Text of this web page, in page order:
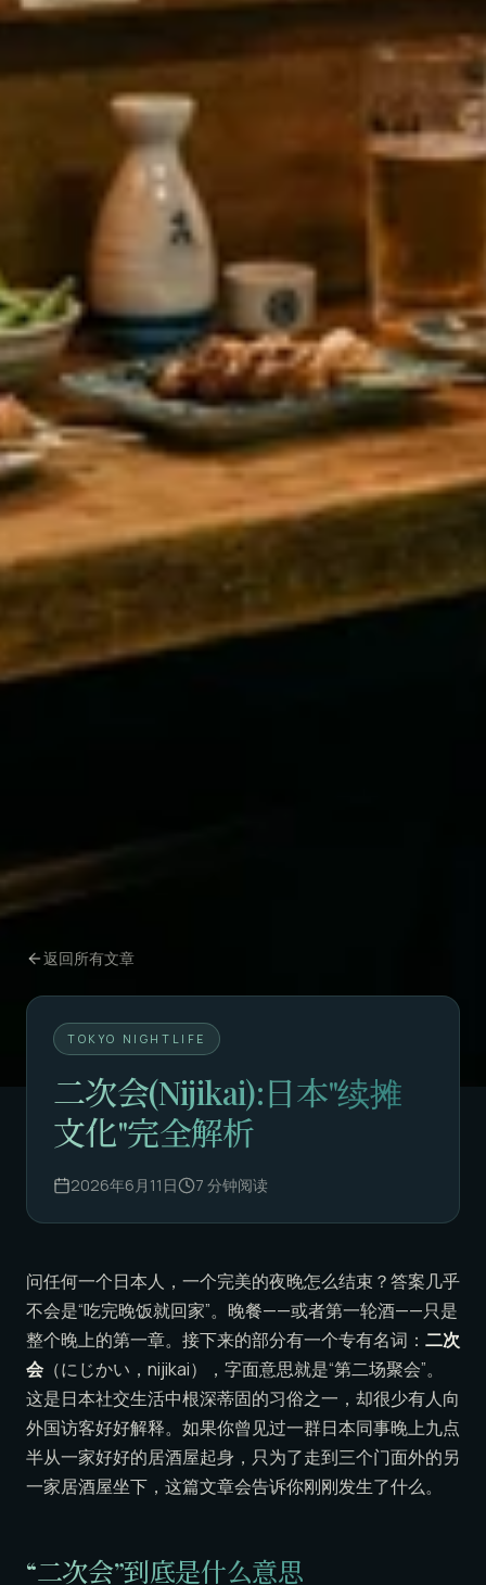
返回所有文章
TOKYO NIGHTLIFE
二次会(Nijikai):日本"续摊
文化"完全解析
2026年6月11日 7 分钟阅读
问任何一个日本人，一个完美的夜晚怎么结束？答案几乎
不会是“吃完晚饭就回家”。晚餐——或者第一轮酒——只是
整个晚上的第一章。接下来的部分有一个专有名词： 二次
会 （にじかい，nijikai），字面意思就是“第二场聚会”。
这是日本社交生活中根深蒂固的习俗之一，却很少有人向
外国访客好好解释。如果你曾见过一群日本同事晚上九点
半从一家好好的居酒屋起身，只为了走到三个门面外的另
一家居酒屋坐下，这篇文章会告诉你刚刚发生了什么。
“二次会”到底是什么意思